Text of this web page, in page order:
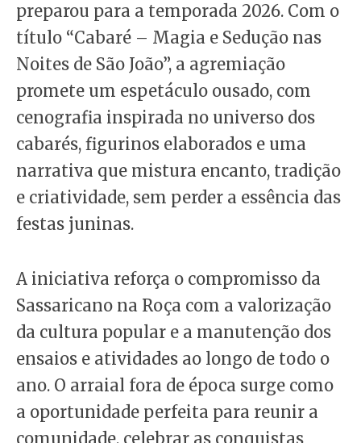
preparou para a temporada 2026. Com o
título “Cabaré – Magia e Sedução nas
Noites de São João”, a agremiação
promete um espetáculo ousado, com
cenografia inspirada no universo dos
cabarés, figurinos elaborados e uma
narrativa que mistura encanto, tradição
e criatividade, sem perder a essência das
festas juninas.
A iniciativa reforça o compromisso da
Sassaricano na Roça com a valorização
da cultura popular e a manutenção dos
ensaios e atividades ao longo de todo o
ano. O arraial fora de época surge como
a oportunidade perfeita para reunir a
comunidade, celebrar as conquistas